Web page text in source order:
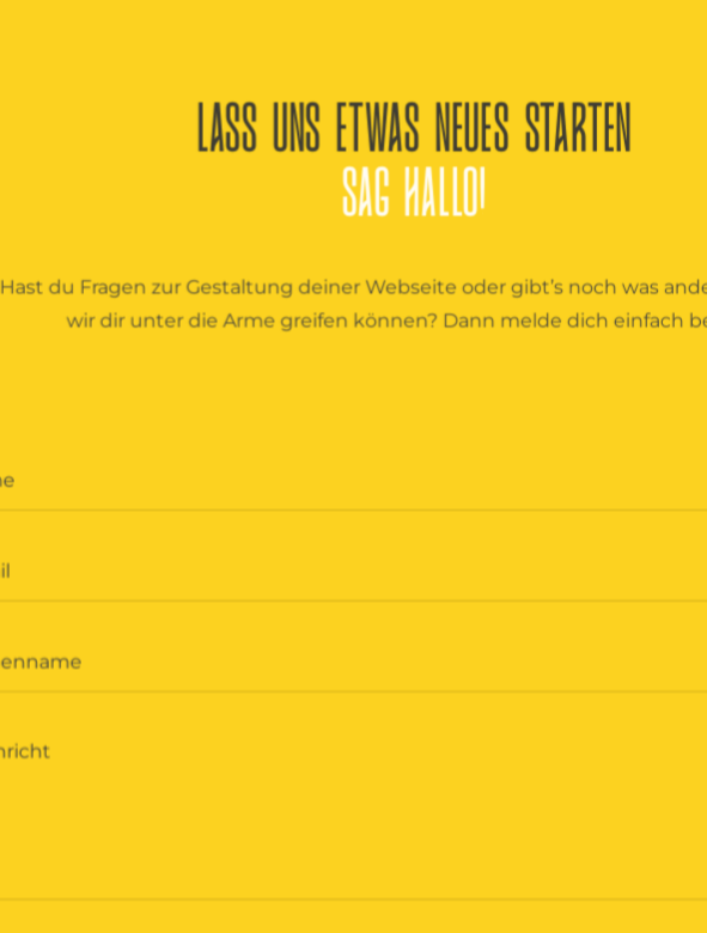
LASS UNS ETWAS NEUES STARTEN
SAG HALLO!
Hast du Fragen zur Gestaltung deiner Webseite oder gibt’s noch was
wir dir unter die Arme greifen können? Dann melde dich einfach